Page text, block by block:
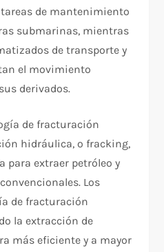
de mantenimiento
submarinas, mientras
de transporte y
el movimiento
derivados.
de fracturación
hidráulica, o fracking,
para extraer petróleo y
Los
de fracturación
la extracción de
más eficiente y a mayor